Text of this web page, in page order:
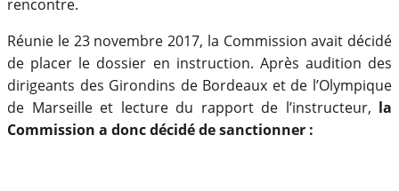
rencontre.
Réunie le 23 novembre 2017, la Commission avait décidé
de placer le dossier en instruction. Après audition des
dirigeants des Girondins de Bordeaux et de l’Olympique
de Marseille et lecture du rapport de l’instructeur, la
Commission a donc décidé de sanctionner :